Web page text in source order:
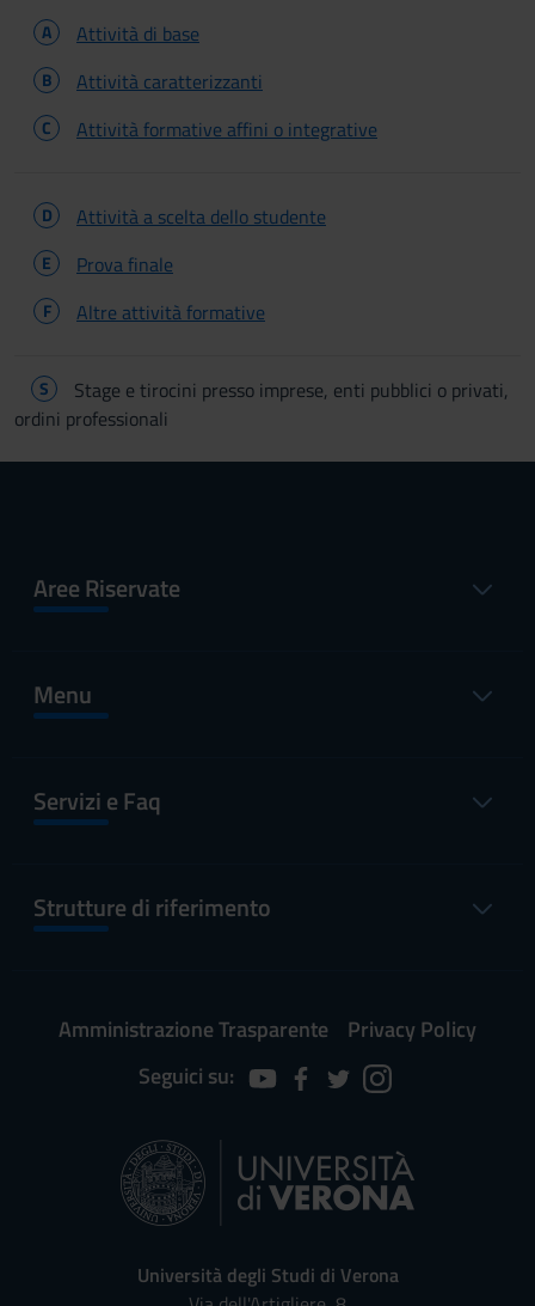
A Attività di base
B Attività caratterizzanti
C Attività formative affini o integrative
D Attività a scelta dello studente
E Prova finale
F Altre attività formative
S
Stage e tirocini presso imprese, enti pubblici o privati,
ordini professionali
Aree Riservate
Menu
Servizi e Faq
Strutture di riferimento
Amministrazione Trasparente
Privacy Policy
Seguici su:
Università degli Studi di Verona